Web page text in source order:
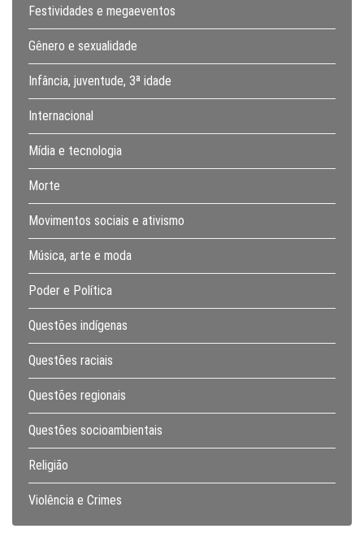
Festividades e megaeventos
Gênero e sexualidade
Infância, juventude, 3ª idade
Internacional
Mídia e tecnologia
Morte
Movimentos sociais e ativismo
Música, arte e moda
Poder e Política
Questões indígenas
Questões raciais
Questões regionais
Questões socioambientais
Religião
Violência e Crimes